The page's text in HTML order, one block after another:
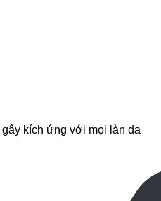
gây kích ứng với mọi làn da